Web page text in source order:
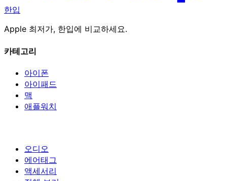
한입
Apple 최저가, 한입에 비교하세요.
카테고리
아이폰
아이패드
맥
애플워치
오디오
에어태그
액세서리